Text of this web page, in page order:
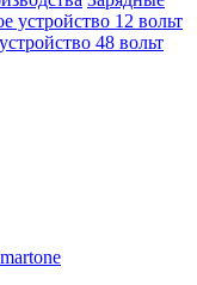
устройство 12 вольт
48 вольт